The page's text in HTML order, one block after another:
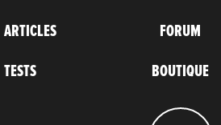
ARTICLES
TESTS
FORUM
BOUTIQUE